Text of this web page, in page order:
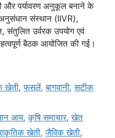
और पर्यावरण अनुकूल बनाने के
अनुसंधान संस्थान (IIVR),
संतुलित उर्वरक उपयोग एवं
बैठक आयोजित की गई।
खेती,फसलें,बागवानी,सटीक
आय,कृषि समाचार,खेत
खेती,जैविक खेती,